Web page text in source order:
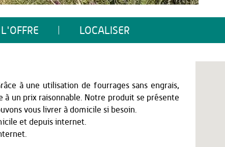
LOCALISER
à une utilisation de fourrages sans engrais,
à un prix raisonnable. Notre produit se présente
vous livrer à domicile si besoin.
et depuis internet.